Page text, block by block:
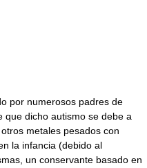
por numerosos padres de
que dicho autismo se debe a
metales pesados con
la infancia (debido al
un conservante basado en